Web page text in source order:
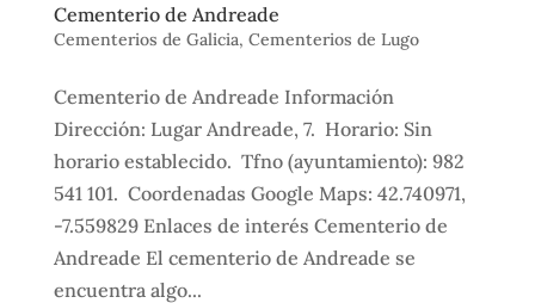
Cementerio de Andreade
Cementerios de Galicia, Cementerios de Lugo
Cementerio de Andreade Información
Dirección: Lugar Andreade, 7. Horario: Sin
horario establecido. Tfno (ayuntamiento): 982
541 101. Coordenadas Google Maps: 42.740971,
-7.559829 Enlaces de interés Cementerio de
Andreade El cementerio de Andreade se
encuentra algo...